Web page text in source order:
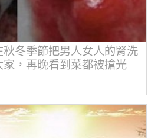
冬季節把男人女人的腎洗
，再晚看到菜都被搶光